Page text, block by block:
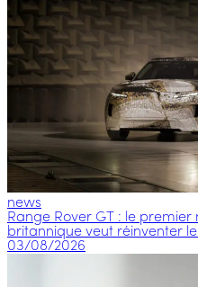
news
Range Rover GT : le
britannique veut réinventer
03/08/2026